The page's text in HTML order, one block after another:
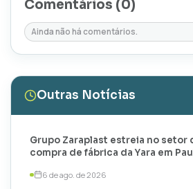
Comentários (0)
Ainda não há comentários.
Outras Notícias
Grupo Zaraplast estreia no setor
compra de fábrica da Yara em
6 de ago. de 2026